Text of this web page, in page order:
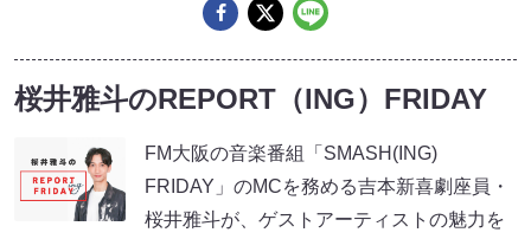
桜井雅斗のREPORT（ING）FRIDAY
FM大阪の音楽番組「SMASH(ING)
FRIDAY」のMCを務める吉本新喜劇座員・
桜井雅斗が、ゲストアーティストの魅力を